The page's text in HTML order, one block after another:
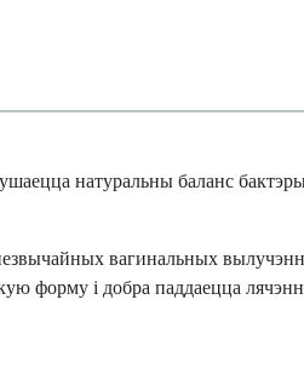
натуральны баланс
вагинальных
форму і добра паддаецца